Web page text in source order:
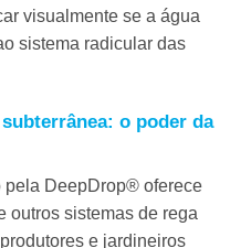
visualmente se a água
sistema radicular das
o poder da
pela DeepDrop® oferece
outros sistemas de rega
e jardineiros